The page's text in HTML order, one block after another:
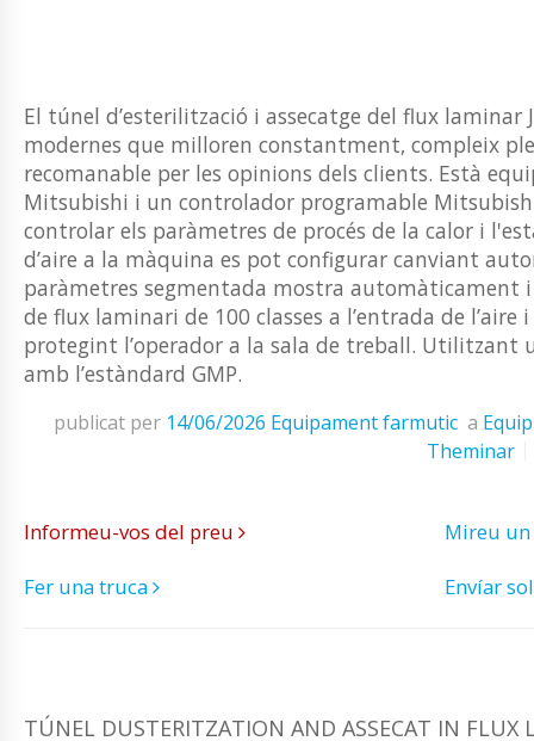
El túnel d’esterilització i assecatge del flux
modernes que milloren constantment, compleix
recomanable per les opinions dels clients. Està
Mitsubishi i un controlador programable
controlar els paràmetres de procés de la calor i
d’aire a la màquina es pot configurar canviant
paràmetres segmentada mostra automàticament
de flux laminari de 100 classes a l’entrada de
protegint l’operador a la sala de treball. Utilitzant
amb l’estàndard GMP.
publicat per 14/06/2026 Equipament farmutic a
Theminar
Informeu-vos del preu
Mireu
Fer una truca
Envíar
TÚNEL DUSTERITZATION AND ASSECAT IN FLUX